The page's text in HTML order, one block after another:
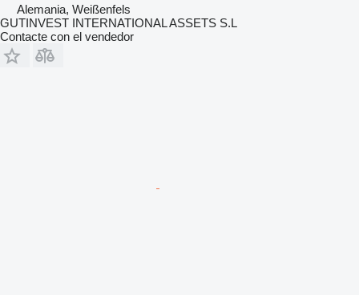
Alemania, Weißenfels
GUTINVEST INTERNATIONAL ASSETS S.L
Contacte con el vendedor